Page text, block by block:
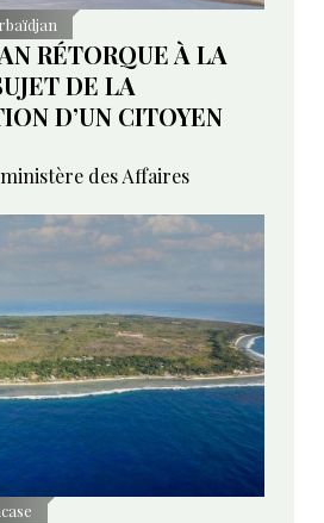
RÉTORQUE À LA
DE LA
D’UN CITOYEN
des Affaires